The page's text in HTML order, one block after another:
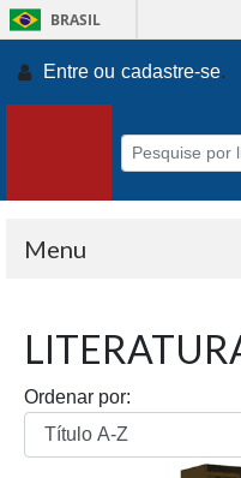
BRASIL
Entre ou cadastre-se.
Menu
Ordenar por: